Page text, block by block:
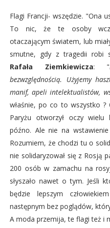
Flagi Francji- wszędzie. "Ona
To nic, że te osoby
otaczającym światem, lub
smutne, gdy z tragedii robi
Rafała Ziemkiewicza: "
bezwzględnością. Użyjemy
manif, apeli intelektualistów,
właśnie, po co to wszystko
Paryżu otworzył oczy
późno. Ale nie na
Rozumiem, że chodzi tu o
nie solidaryzował się z Rosją
200 osób w zamachu na
słyszało nawet o tym. Jeśli
będzie lepszym
następnym bez poglądów,
A moda przemija, te flagi też i